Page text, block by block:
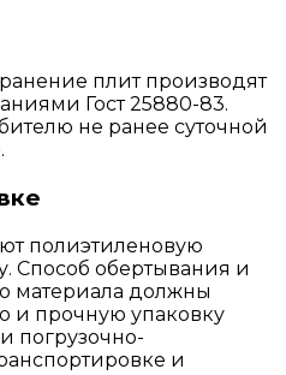
плит производят
Гост 25880-83.
не ранее суточной
полиэтиленовую
Способ обертывания и
материала должны
и прочную упаковку
погрузочно-
и